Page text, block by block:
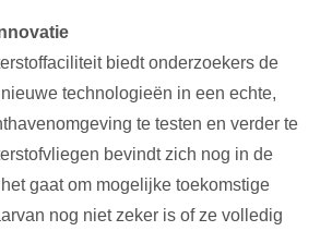
biedt onderzoekers de
technologieën in een echte,
te testen en verder te
bevindt zich nog in de
gaat om mogelijke toekomstige
nog niet zeker is of ze volledig